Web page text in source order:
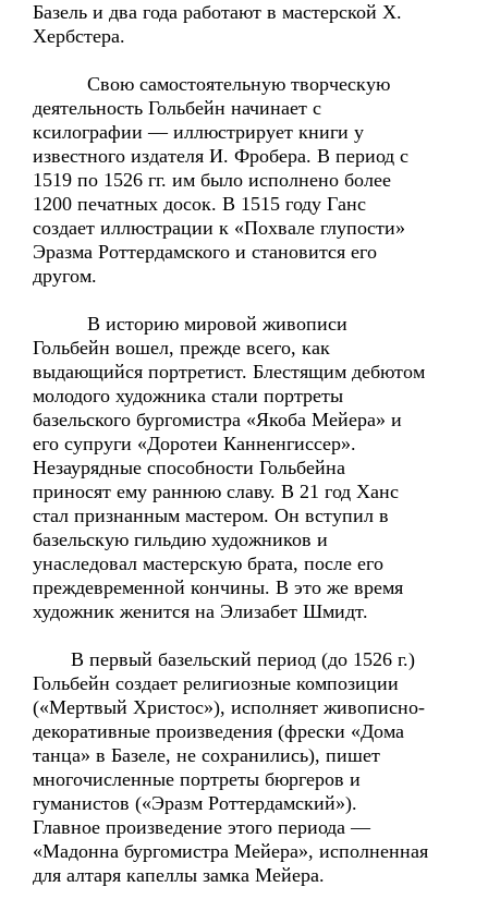
Базель и два года работают в мастерской Х.
Хербстера.
Свою самостоятельную творческую
деятельность Гольбейн начинает с
ксилографии — иллюстрирует книги у
известного издателя И. Фробера. В период с
1519 по 1526 гг. им было исполнено более
1200 печатных досок. В 1515 году Ганс
создает иллюстрации к «Похвале глупости»
Эразма Роттердамского и становится его
другом.
В историю мировой живописи
Гольбейн вошел, прежде всего, как
выдающийся портретист. Блестящим дебютом
молодого художника стали портреты
базельского бургомистра «Якоба Мейера» и
его супруги «Доротеи Канненгиссер».
Незаурядные способности Гольбейна
приносят ему раннюю славу. В 21 год Ханс
стал признанным мастером. Он вступил в
базельскую гильдию художников и
унаследовал мастерскую брата, после его
преждевременной кончины. В это же время
художник женится на Элизабет Шмидт.
В первый базельский период (до 1526 г.)
Гольбейн создает религиозные композиции
(«Мертвый Христос»), исполняет живописно-
декоративные произведения (фрески «Дома
танца» в Базеле, не сохранились), пишет
многочисленные портреты бюргеров и
гуманистов («Эразм Роттердамский»).
Главное произведение этого периода —
«Мадонна бургомистра Мейера», исполненная
для алтаря капеллы замка Мейера.